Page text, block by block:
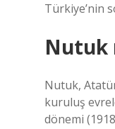
Türkiye’nin
Nutuk
Nutuk,
kuruluş
dönemi